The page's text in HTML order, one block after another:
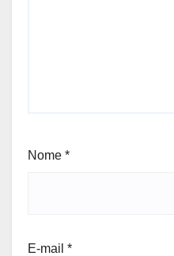
Nome *
E-mail *